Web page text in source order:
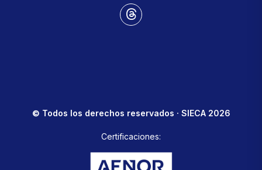
© Todos los derechos reservados · SIECA 2026
Certificaciones: